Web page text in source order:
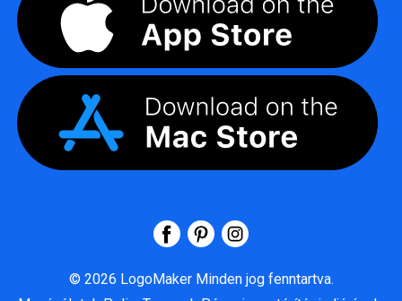
© 2026 LogoMaker Minden jog fenntartva.